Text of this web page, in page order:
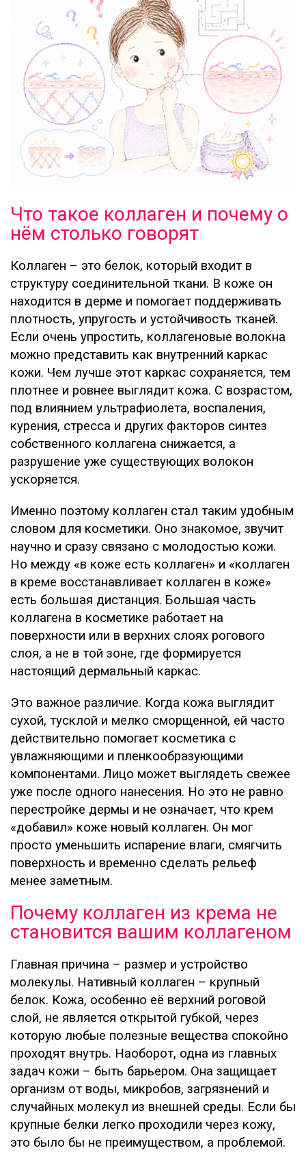
Что такое коллаген и почему о
нём столько говорят
Коллаген – это белок, который входит в
структуру соединительной ткани. В коже он
находится в дерме и помогает поддерживать
плотность, упругость и устойчивость тканей.
Если очень упростить, коллагеновые волокна
можно представить как внутренний каркас
кожи. Чем лучше этот каркас сохраняется, тем
плотнее и ровнее выглядит кожа. С возрастом,
под влиянием ультрафиолета, воспаления,
курения, стресса и других факторов синтез
собственного коллагена снижается, а
разрушение уже существующих волокон
ускоряется.
Именно поэтому коллаген стал таким удобным
словом для косметики. Оно знакомое, звучит
научно и сразу связано с молодостью кожи.
Но между «в коже есть коллаген» и «коллаген
в креме восстанавливает коллаген в коже»
есть большая дистанция. Большая часть
коллагена в косметике работает на
поверхности или в верхних слоях рогового
слоя, а не в той зоне, где формируется
настоящий дермальный каркас.
Это важное различие. Когда кожа выглядит
сухой, тусклой и мелко сморщенной, ей часто
действительно помогает косметика с
увлажняющими и пленкообразующими
компонентами. Лицо может выглядеть свежее
уже после одного нанесения. Но это не равно
перестройке дермы и не означает, что крем
«добавил» коже новый коллаген. Он мог
просто уменьшить испарение влаги, смягчить
поверхность и временно сделать рельеф
менее заметным.
Почему коллаген из крема не
становится вашим коллагеном
Главная причина – размер и устройство
молекулы. Нативный коллаген – крупный
белок. Кожа, особенно её верхний роговой
слой, не является открытой губкой, через
которую любые полезные вещества спокойно
проходят внутрь. Наоборот, одна из главных
задач кожи – быть барьером. Она защищает
организм от воды, микробов, загрязнений и
случайных молекул из внешней среды. Если бы
крупные белки легко проходили через кожу,
это было бы не преимуществом, а проблемой.